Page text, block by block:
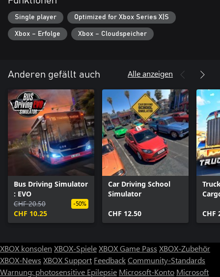
Single player Optimized for Xbox Series X|S
Xbox – Erfolge Xbox – Cloudspeicher
Anderen gefällt auch Alle anzeigen
Bus Driving Simulator
: EVO
CHF 20.50
CHF 10.25
-50%
Car Driving School
Simulator
CHF 12.50
CHF
XBOX konsolen XBOX-SpieleXBOX Game Pass XBOX-Zubehör
XBOX-News XBOX Support FeedbackCommunity-Standards
Warnung: photosensitive Epilepsie Microsoft-Konto Microsoft